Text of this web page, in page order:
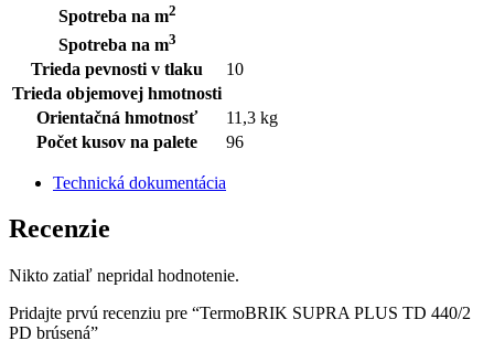
Spotreba na m2
Spotreba na m3
Trieda pevnosti v tlaku
10
Trieda objemovej hmotnosti
Orientačná hmotnosť
11,3 kg
Počet kusov na palete
96
Technická dokumentácia
Recenzie
Nikto zatiaľ nepridal hodnotenie.
Pridajte prvú recenziu pre “TermoBRIK SUPRA PLUS TD 440/2
PD brúsená”